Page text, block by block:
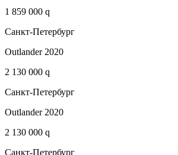
1 859 000 q
Санкт-Петербург
Outlander 2020
2 130 000 q
Санкт-Петербург
Outlander 2020
2 130 000 q
Санкт-Петербург